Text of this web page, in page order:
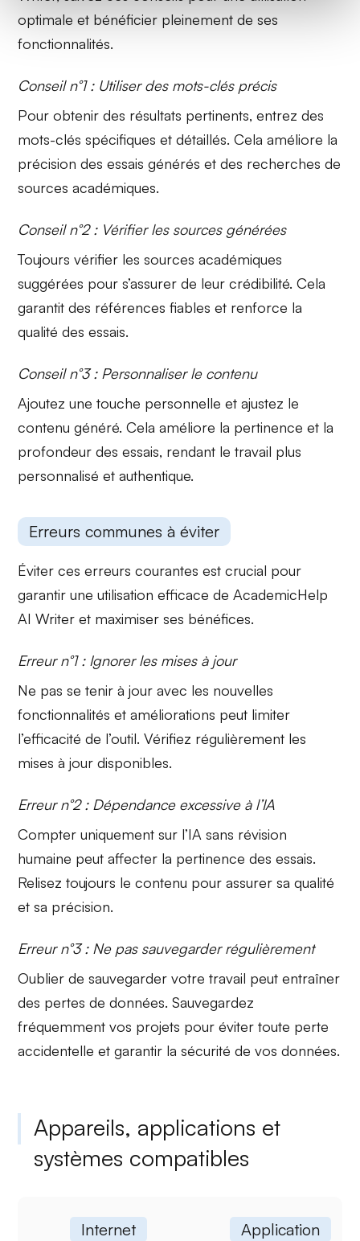
optimale et bénéficier pleinement de ses
fonctionnalités.
Conseil n°1 : Utiliser des mots-clés précis
Pour obtenir des résultats pertinents, entrez des
mots-clés spécifiques et détaillés. Cela améliore la
précision des essais générés et des recherches de
sources académiques.
Conseil n°2 : Vérifier les sources générées
Toujours vérifier les sources académiques
suggérées pour s’assurer de leur crédibilité. Cela
garantit des références fiables et renforce la
qualité des essais.
Conseil n°3 : Personnaliser le contenu
Ajoutez une touche personnelle et ajustez le
contenu généré. Cela améliore la pertinence et la
profondeur des essais, rendant le travail plus
personnalisé et authentique.
Erreurs communes à éviter
Éviter ces erreurs courantes est crucial pour
garantir une utilisation efficace de AcademicHelp
AI Writer et maximiser ses bénéfices.
Erreur n°1 : Ignorer les mises à jour
Ne pas se tenir à jour avec les nouvelles
fonctionnalités et améliorations peut limiter
l’efficacité de l’outil. Vérifiez régulièrement les
mises à jour disponibles.
Erreur n°2 : Dépendance excessive à l’IA
Compter uniquement sur l’IA sans révision
humaine peut affecter la pertinence des essais.
Relisez toujours le contenu pour assurer sa qualité
et sa précision.
Erreur n°3 : Ne pas sauvegarder régulièrement
Oublier de sauvegarder votre travail peut entraîner
des pertes de données. Sauvegardez
fréquemment vos projets pour éviter toute perte
accidentelle et garantir la sécurité de vos données.
Appareils, applications et
systèmes compatibles
Internet Application